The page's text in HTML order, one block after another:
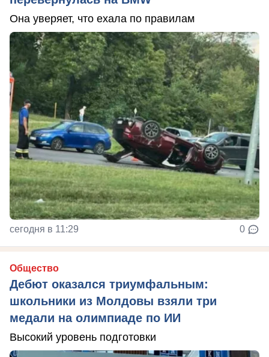
Она уверяет, что ехала по правилам
сегодня в 11:29 0
Общество
Дебют оказался триумфальным:
школьники из Молдовы взяли три
медали на олимпиаде по ИИ
Высокий уровень подготовки